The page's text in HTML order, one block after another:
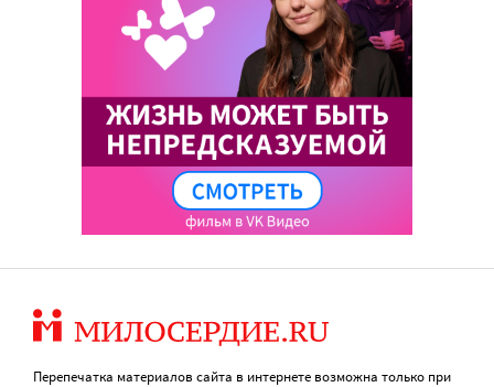
Перепечатка материалов сайта в интернете возможна только при